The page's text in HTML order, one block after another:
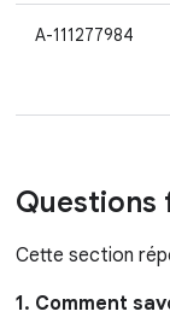
A-111277984
Questions
Cette section
1. Comment